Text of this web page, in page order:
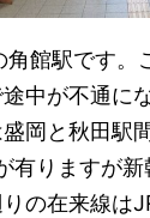
角館駅です。
中が不通に
岡と秋田駅
有りますが
の在来線は